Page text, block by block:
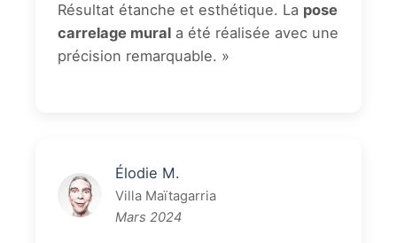
Résultat étanche et esthétique. La pose
carrelage mural a été réalisée avec une
précision remarquable. »
Élodie M.
Villa Maïtagarria
Mars 2024